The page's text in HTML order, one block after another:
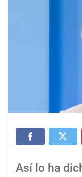
Así lo ha